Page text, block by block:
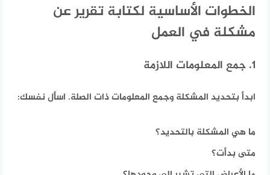
الخطوات الأساسية لكتابة تقرير عن
مشكلة في العمل
1. جمع المعلومات اللازمة
ابدأ بتحديد المشكلة وجمع المعلومات ذات الصلة. اسأل نفسك:
ما هي المشكلة بالتحديد؟
متى بدأت؟